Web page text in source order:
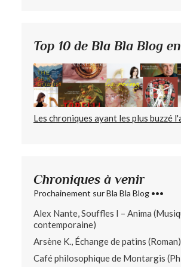
Top 10 de Bla Bla Blog
Les chroniques ayant les plus buzzé
Chroniques à venir
Prochainement sur Bla Bla Blog •••
Alex Nante, Souffles I – Anima
contemporaine)
Arsène K., Échange de patins (Roman)
Café philosophique de Montargis